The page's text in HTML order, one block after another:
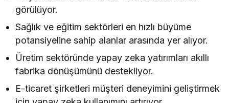
görülüyor.
Sağlık ve eğitim sektörleri en hızlı büyüme
potansiyeline sahip alanlar arasında yer alıyor.
Üretim sektöründe yapay zeka yatırımları akıllı
fabrika dönüşümünü destekliyor.
E-ticaret şirketleri müşteri deneyimini geliştirmek